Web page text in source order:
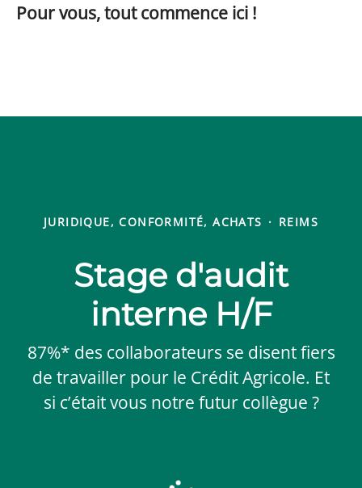
Pour vous, tout commence ici !
JURIDIQUE, CONFORMITÉ, ACHATS · REIMS
Stage d'audit
interne H/F
87%* des collaborateurs se disent fiers
de travailler pour le Crédit Agricole. Et
si c’était vous notre futur collègue ?